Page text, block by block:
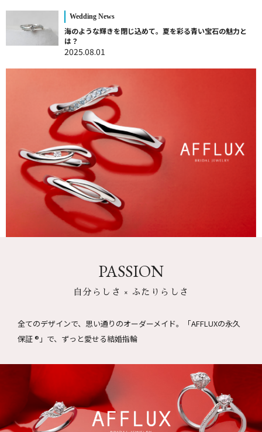
Wedding News
海のような輝きを閉じ込めて。夏を彩る青い宝石の魅力と
は？
2025.08.01
PASSION
自分らしさ × ふたりらしさ
全てのデザインで、思い通りのオーダーメイド。
「AFFLUXの永久
保証 ®」で、ずっと愛せる結婚指輪